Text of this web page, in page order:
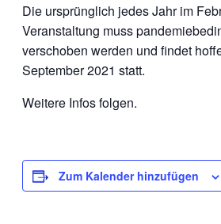
Die ursprünglich jedes Jahr im
Veranstaltung muss
verschoben werden und findet
September 2021 statt.
Weitere Infos folgen.
Zum Kalender hinzufügen